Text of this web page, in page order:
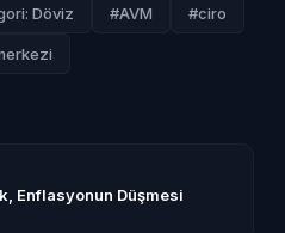
Döviz #AVM #ciro
Enflasyonun Düşmesi